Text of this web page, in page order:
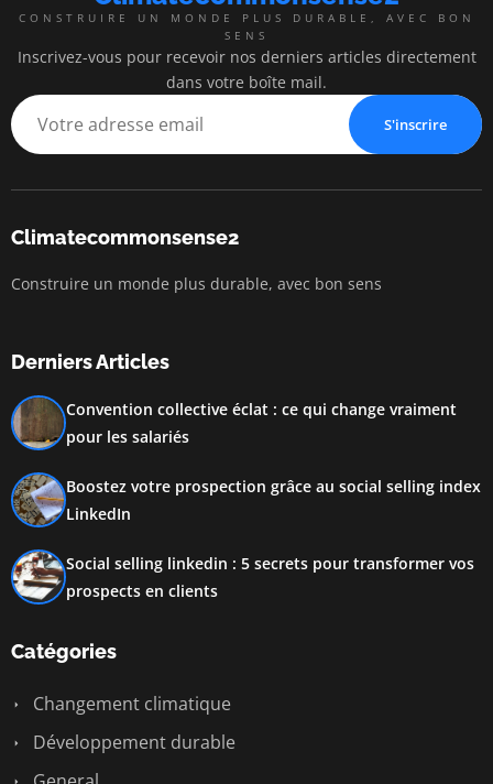
CONSTRUIRE UN MONDE PLUS DURABLE, AVEC BON
SENS
Inscrivez-vous pour recevoir nos derniers articles directement
dans votre boîte mail.
S'inscrire
Climatecommonsense2
Construire un monde plus durable, avec bon sens
Derniers Articles
Convention collective éclat : ce qui change vraiment
pour les salariés
Boostez votre prospection grâce au social selling index
LinkedIn
Social selling linkedin : 5 secrets pour transformer vos
prospects en clients
Catégories
Changement climatique
Développement durable